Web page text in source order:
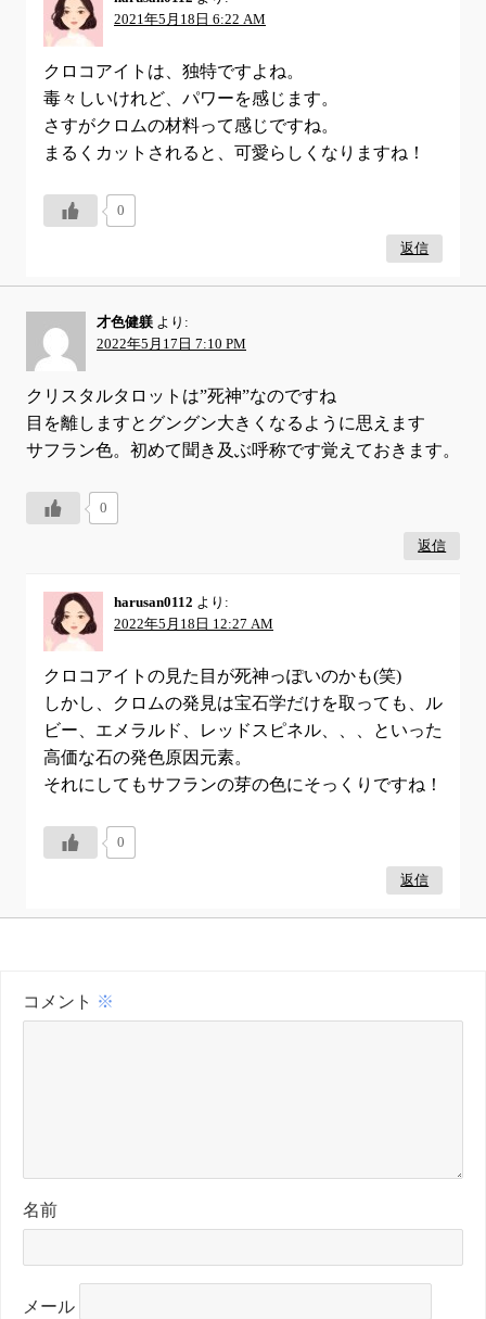
2021年5月18日 6:22 AM
クロコアイトは、独特ですよね。
毒々しいけれど、パワーを感じます。
さすがクロムの材料って感じですね。
まるくカットされると、可愛らしくなりますね！
0
返信
才色健躾 より:
2022年5月17日 7:10 PM
クリスタルタロットは”死神”なのですね
目を離しますとグングン大きくなるように思えます
サフラン色。初めて聞き及ぶ呼称です覚えておきます。
0
返信
harusan0112 より:
2022年5月18日 12:27 AM
クロコアイトの見た目が死神っぽいのかも(笑)
しかし、クロムの発見は宝石学だけを取っても、ル
ビー、エメラルド、レッドスピネル、、、といった
高価な石の発色原因元素。
それにしてもサフランの芽の色にそっくりですね！
0
返信
コメント ※
名前
メール